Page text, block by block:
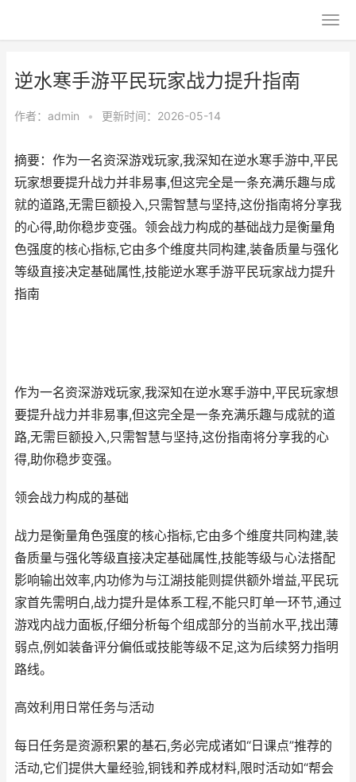
逆水寒手游平民玩家战力提升指南
作者： admin • 更新时间：2026-05-14
摘要：作为一名资深游戏玩家,我深知在逆水寒手游中,平民
玩家想要提升战力并非易事,但这完全是一条充满乐趣与成
就的道路,无需巨额投入,只需智慧与坚持,这份指南将分享我
的心得,助你稳步变强。领会战力构成的基础战力是衡量角
色强度的核心指标,它由多个维度共同构建,装备质量与强化
等级直接决定基础属性,技能逆水寒手游平民玩家战力提升
指南
作为一名资深游戏玩家,我深知在逆水寒手游中,平民玩家想
要提升战力并非易事,但这完全是一条充满乐趣与成就的道
路,无需巨额投入,只需智慧与坚持,这份指南将分享我的心
得,助你稳步变强。
领会战力构成的基础
战力是衡量角色强度的核心指标,它由多个维度共同构建,装
备质量与强化等级直接决定基础属性,技能等级与心法搭配
影响输出效率,内功修为与江湖技能则提供额外增益,平民玩
家首先需明白,战力提升是体系工程,不能只盯单一环节,通过
游戏内战力面板,仔细分析每个组成部分的当前水平,找出薄
弱点,例如装备评分偏低或技能等级不足,这为后续努力指明
路线。
高效利用日常任务与活动
每日任务是资源积累的基石,务必完成诸如“日课点”推荐的
活动,它们提供大量经验,铜钱和养成材料,限时活动如“帮会